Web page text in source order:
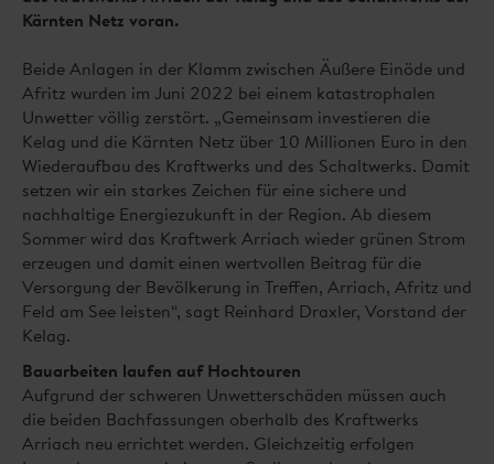
Kärnten Netz voran.
Beide Anlagen in der Klamm zwischen Äußere Einöde und
Afritz wurden im Juni 2022 bei einem katastrophalen
Unwetter völlig zerstört. „Gemeinsam investieren die
Kelag und die Kärnten Netz über 10 Millionen Euro in den
Wiederaufbau des Kraftwerks und des Schaltwerks. Damit
setzen wir ein starkes Zeichen für eine sichere und
nachhaltige Energiezukunft in der Region. Ab diesem
Sommer wird das Kraftwerk Arriach wieder grünen Strom
erzeugen und damit einen wertvollen Beitrag für die
Versorgung der Bevölkerung in Treffen, Arriach, Afritz und
Feld am See leisten“, sagt Reinhard Draxler, Vorstand der
Kelag.
Bauarbeiten laufen auf Hochtouren
Aufgrund der schweren Unwetterschäden müssen auch
die beiden Bachfassungen oberhalb des Kraftwerks
Arriach neu errichtet werden. Gleichzeitig erfolgen